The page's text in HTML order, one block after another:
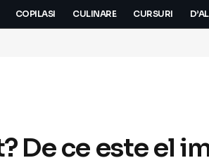
COPILASI CULINARE CURSURI
De ce este el